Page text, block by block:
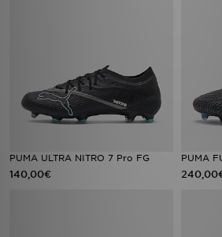
PUMA ULTRA NITRO 7 Pro FG
140,00€
PUMA